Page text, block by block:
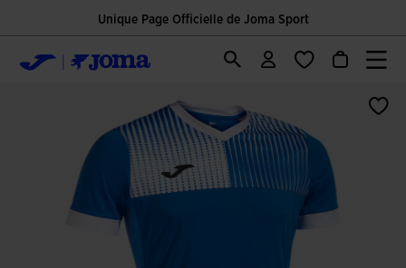
Unique Page Officielle de Joma Sport